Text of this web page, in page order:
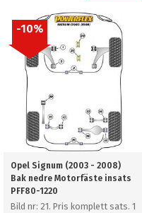
Opel Signum (2003 - 2008)
Bak nedre Motorfäste insats
PFF80-1220
Bild nr: 21. Pris komplett sats. 1
10%